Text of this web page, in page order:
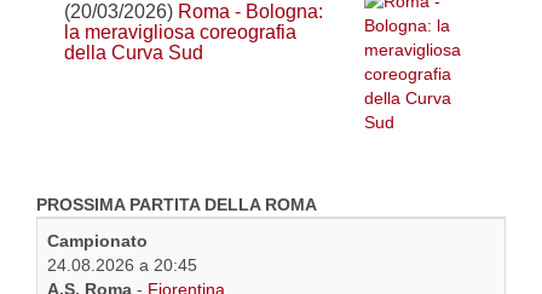
(20/03/2026) Roma - Bologna:
la meravigliosa coreografia
della Curva Sud
PROSSIMA PARTITA DELLA ROMA
Campionato
24.08.2026 a 20:45
A.S. Roma - Fiorentina